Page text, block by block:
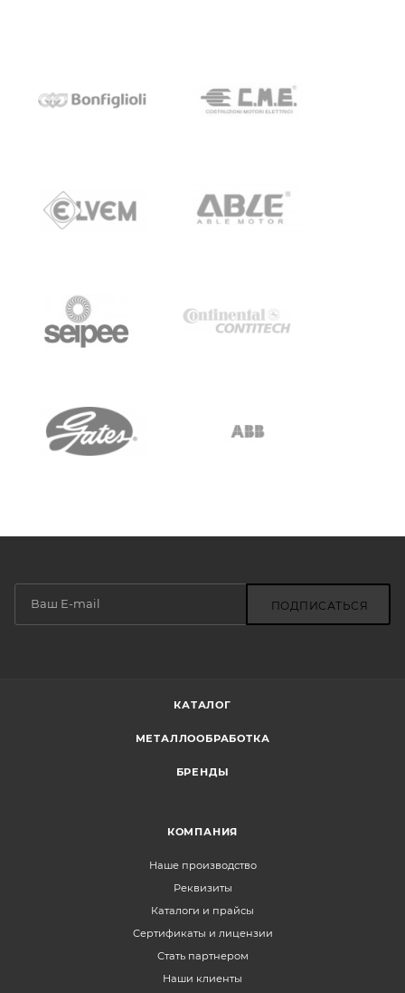
ПОДПИСАТЬСЯ
КАТАЛОГ
МЕТАЛЛООБРАБОТКА
БРЕНДЫ
КОМПАНИЯ
Наше производство
Реквизиты
Каталоги и прайсы
Сертификаты и лицензии
Стать партнером
Наши клиенты